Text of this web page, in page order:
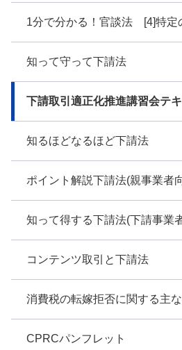
1分で分かる！官談法 [4]特定
知って守って下請法
下請取引適正化推進講習会テ
知るほどなるほど下請法
ポイント解説下請法(親事業者
知って得する下請法(下請事業
コンテンツ取引と下請法
消費税の転嫁拒否に関する主
CPRCパンフレット